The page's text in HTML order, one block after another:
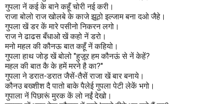
गुपला नें कई के बाने कहूँ चोरी नई करी।
राजा बोलो राज खोलबे के काजे झूठो इल्जाम बना दओ जैहे।
गुपला खें डर कें मारे पसीनो निकरन लगो।
राज ने ढाढस बँधाओ खें कहो नें डरो।
मनो महल की कौनऊ बात कहूँ नें कहियो।
गुपला हाथ जोड़ खें बोलो "हुज़ूर हम कौनऊं से नें केहें?
महल की बात कै के हमें मरने है का?"
गुपला ने डरात-डरात जैसें-तैसें राजा खें बार बनाये।
कौनउ बख्शीश दै पातो बाके पैलेई गुपला पेटी लेकें भगो।
गुपाला नें पिछारूं मुरक कें लो नईं देखो।